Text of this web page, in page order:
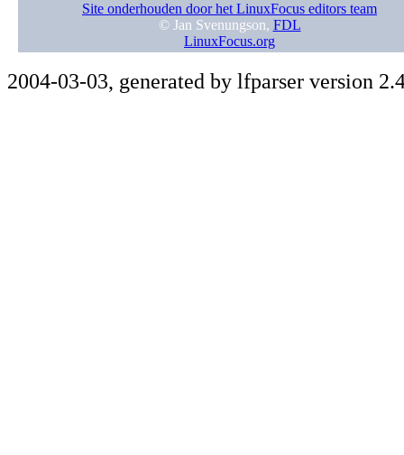
Site onderhouden door het LinuxFocus editors team
© Jan Svenungson, FDL
LinuxFocus.org
2004-03-03, generated by lfparser version